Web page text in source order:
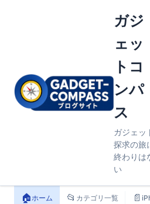
ガジ
ェッ
トコ
ンパ
ス
ガジェッ
探求の旅
終わりは
い
🏠ホーム 📂 カテゴリ一覧 📄